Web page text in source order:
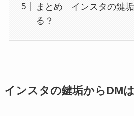
まとめ：インスタの鍵
る？
インスタの鍵垢からDM